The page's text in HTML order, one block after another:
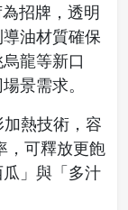
為招牌，透明
油材質確保
龍等新口
景需求。
熱技術，容
，可釋放更飽
」與「多汁